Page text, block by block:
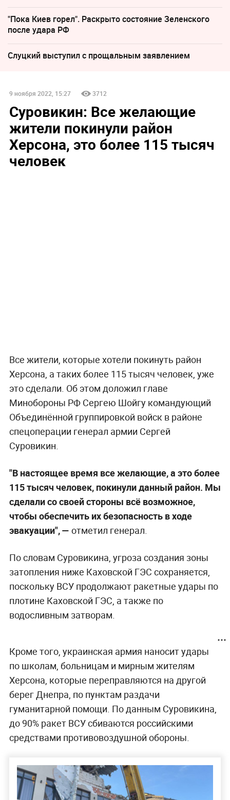
"Пока Киев горел". Раскрыто состояние Зеленского
после удара РФ
Слуцкий выступил с прощальным заявлением
9 ноября 2022, 15:27 3712
Суровикин: Все желающие
жители покинули район
Херсона, это более 115 тысяч
человек
Все жители, которые хотели покинуть район
Херсона, а таких более 115 тысяч человек, уже
это сделали. Об этом доложил главе
Минобороны РФ Сергею Шойгу командующий
Объединённой группировкой войск в районе
спецоперации генерал армии Сергей
Суровикин.
"В настоящее время все желающие, а это более
115 тысяч человек, покинули данный район. Мы
сделали со своей стороны всё возможное,
чтобы обеспечить их безопасность в ходе
эвакуации", — отметил генерал.
По словам Суровикина, угроза создания зоны
затопления ниже Каховской ГЭС сохраняется,
поскольку ВСУ продолжают ракетные удары по
плотине Каховской ГЭС, а также по
водосливным затворам.
Кроме того, украинская армия наносит удары
по школам, больницам и мирным жителям
Херсона, которые переправляются на другой
берег Днепра, по пунктам раздачи
гуманитарной помощи. По данным Суровикина,
до 90% ракет ВСУ сбиваются российскими
средствами противовоздушной обороны.